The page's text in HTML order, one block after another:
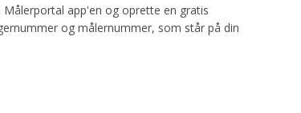
app'en og oprette en gratis
og målernummer, som står på din